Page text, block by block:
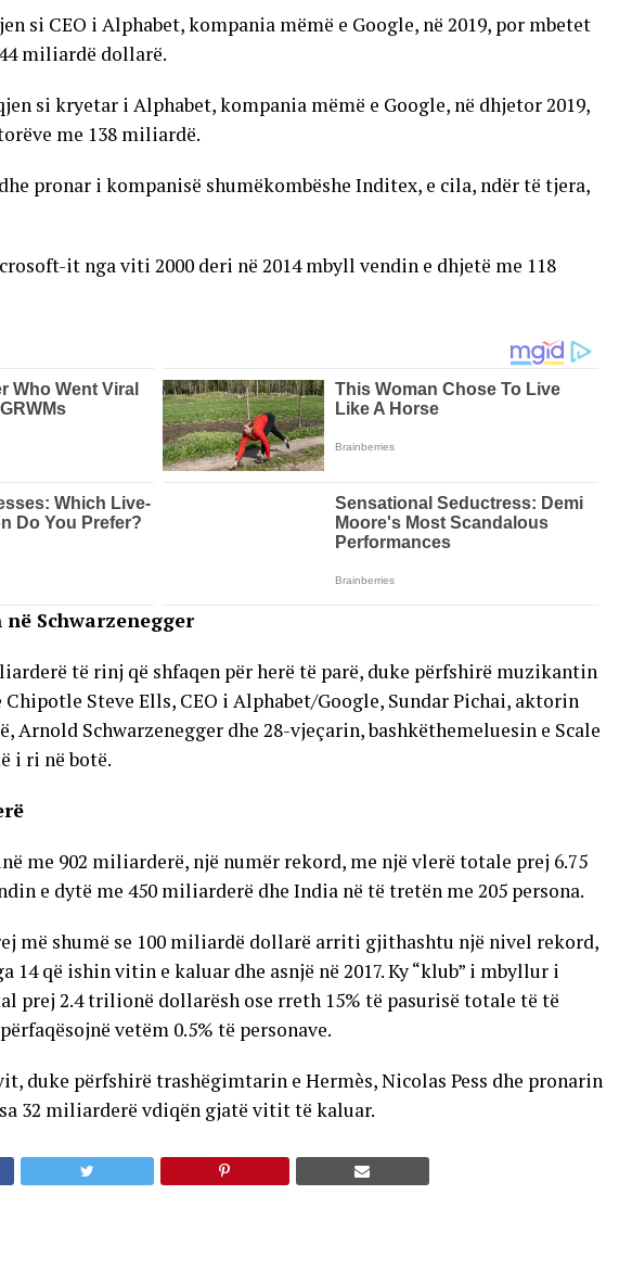
si CEO i Alphabet, kompania mëmë e Google, në 2019, por mbetet
miliardë dollarë.
si kryetar i Alphabet, kompania mëmë e Google, në dhjetor 2019,
me 138 miliardë.
pronar i kompanisë shumëkombëshe Inditex, e cila, ndër të tjera,
it nga viti 2000 deri në 2014 mbyll vendin e dhjetë me 118
Schwarzenegger
të rinj që shfaqen për herë të parë, duke përfshirë muzikantin
Steve Ells, CEO i Alphabet/Google, Sundar Pichai, aktorin
Arnold Schwarzenegger dhe 28-vjeçarin, bashkëthemeluesin e Scale
i ri në botë.
me 902 miliarderë, një numër rekord, me një vlerë totale prej 6.75
e dytë me 450 miliarderë dhe India në të tretën me 205 persona.
më shumë se 100 miliardë dollarë arriti gjithashtu një nivel rekord,
14 që ishin vitin e kaluar dhe asnjë në 2017. Ky “klub” i mbyllur i
prej 2.4 trilionë dollarësh ose rreth 15% të pasurisë totale të të
vetëm 0.5% të personave.
duke përfshirë trashëgimtarin e Hermès, Nicolas Pess dhe pronarin
32 miliarderë vdiqën gjatë vitit të kaluar.